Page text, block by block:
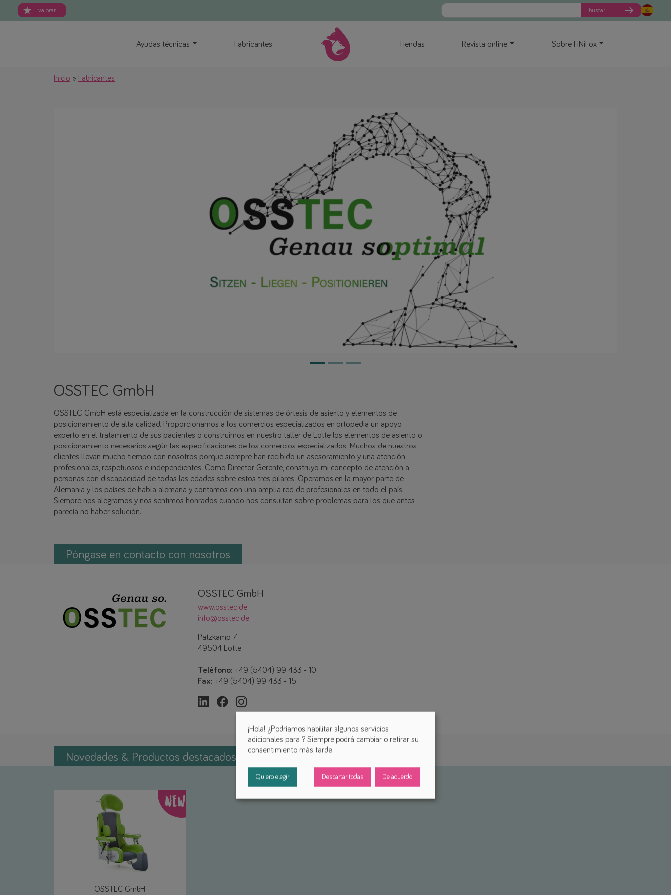
valorar buscar
Ayudas técnicas Fabricantes Tiendas Revista online Sobre FiNiFox
Inicio Fabricantes
OSSTEC GmbH
OSSTEC GmbH está especializada en la construcción de sistemas de órtesis de asiento y elementos de
posicionamiento de alta calidad. Proporcionamos a los comercios especializados en ortopedia un apoyo
experto en el tratamiento de sus pacientes o construimos en nuestro taller de Lotte los elementos de asiento o
posicionamiento necesarios según las especificaciones de los comercios especializados. Muchos de nuestros
clientes llevan mucho tiempo con nosotros porque siempre han recibido un asesoramiento y una atención
profesionales, respetuosos e independientes. Como Director Gerente, construyo mi concepto de atención a
personas con discapacidad de todas las edades sobre estos tres pilares. Operamos en la mayor parte de
Alemania y los países de habla alemana y contamos con una amplia red de profesionales en todo el país.
Siempre nos alegramos y nos sentimos honrados cuando nos consultan sobre problemas para los que antes
parecía no haber solución.
Póngase en contacto con nosotros
OSSTEC GmbH
www.osstec.de
info@osstec.de
Pätzkamp 7
49504 Lotte
Teléfono: +49 (5404) 99 433 - 10
Fax: +49 (5404) 99 433 - 15
Novedades & Productos destacados
NEW
OSSTEC GmbH
¡Hola! ¿Podríamos habilitar algunos servicios
adicionales para ? Siempre podrá cambiar o retirar su
consentimiento más tarde.
Quiero elegir Descartar todas De acuerdo